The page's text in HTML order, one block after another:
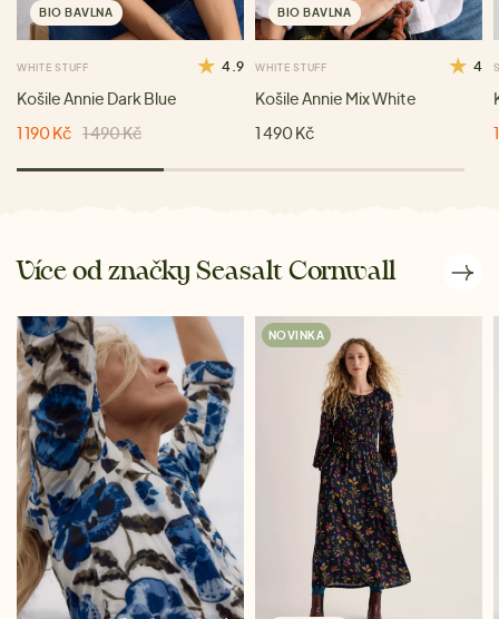
BIO BAVLNA
WHITE STUFF 4.9
Košile Annie Dark Blue
1 190 Kč 1 490 Kč
BIO BAVLNA
WHITE STUFF 4
Košile Annie Mix White
1 490 Kč
Více od značky Seasalt Cornwall
NOVINKA